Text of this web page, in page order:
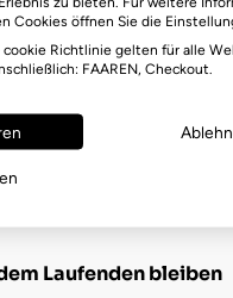
Marktplatz
Laufenden bleiben
Cookies öffnen Sie die
Richtlinie gelten für alle
FAAREN, Checkout.